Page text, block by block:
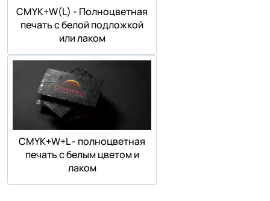
СMYK+W(L) - Полноцветная
печать с белой подложкой
или лаком
СMYK+W+L - полноцветная
печать с белым цветом и
лаком